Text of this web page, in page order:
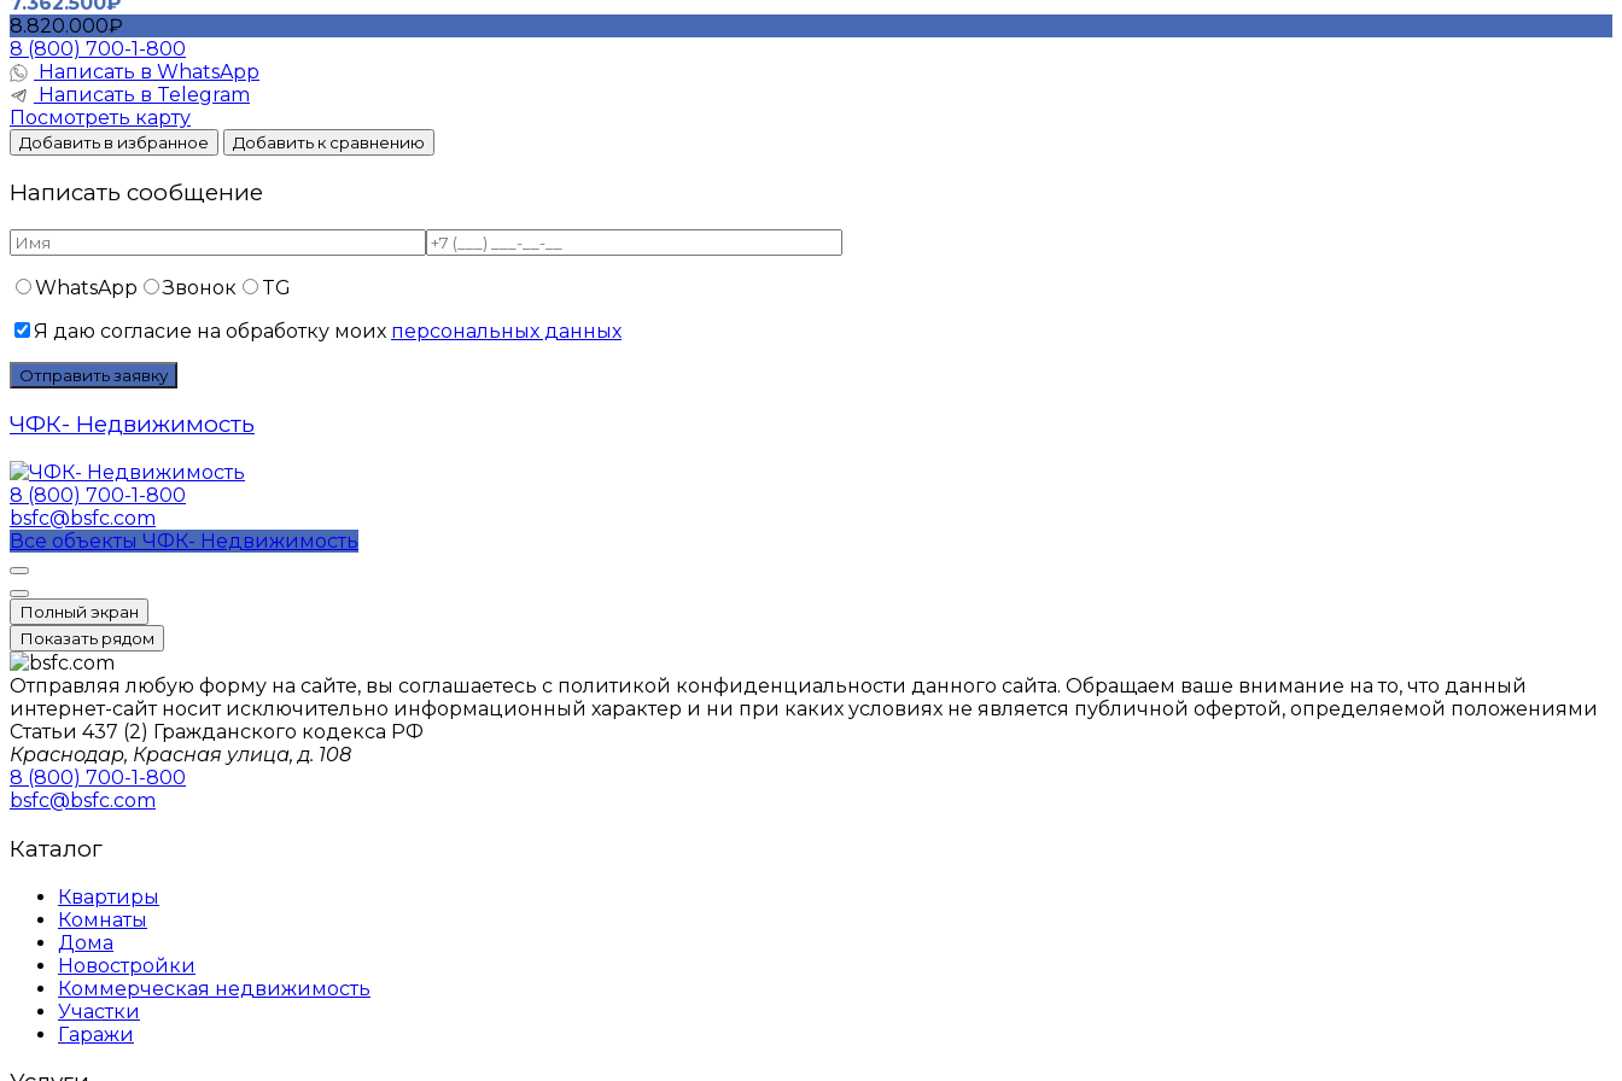
8.820.000₽
8 (800) 700-1-800
Написать в WhatsApp
Написать в Telegram
Посмотреть карту
Добавить в избранное Добавить к сравнению
Написать сообщение
WhatsApp Звонок
TG
Я даю согласие на обработку моих персональных данных
ЧФК- Недвижимость
8 (800) 700-1-800
bsfc@bsfc.com
Все объекты ЧФК- Недвижимость
Полный экран
Показать рядом
Отправляя любую форму на сайте, вы соглашаетесь с политикой конфиденциальности данного сайтa. Обращаем ваше внимание на то, что данный
интернет-сайт носит исключительно информационный характер и ни при каких условиях не является публичной офертой, определяемой положениями
Статьи 437 (2) Гражданского кодекса РФ
Краснодар, Красная улица, д. 108
8 (800) 700-1-800
bsfc@bsfc.com
Каталог
Квартиры
Комнаты
Дома
Новостройки
Коммерческая недвижимость
Участки
Гаражи